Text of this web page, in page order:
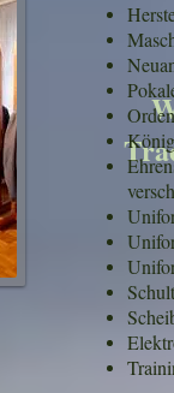
Orden